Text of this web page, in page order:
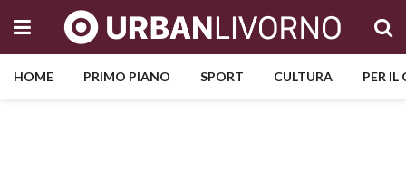
HOME PRIMO PIANO SPORT CULTURA PER